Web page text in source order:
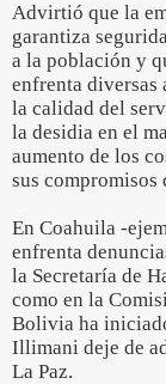
Advirtió que la
garantiza
a la población y
enfrenta diversas
la calidad del
la desidia en el
aumento de los
sus
En Coahuila -
enfrenta
la Secretaría de
como en la
Bolivia ha
Illimani deje de
La Paz.